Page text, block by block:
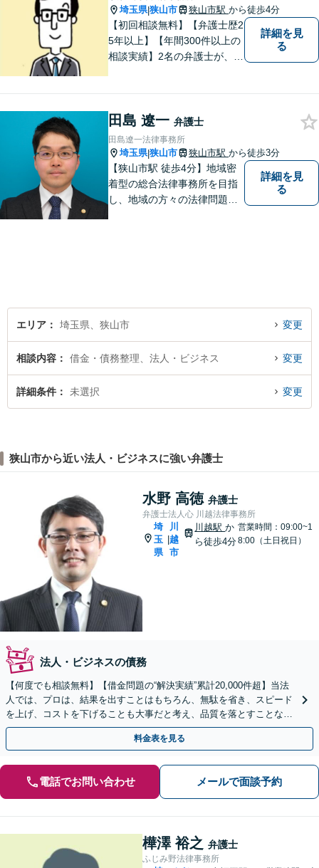
埼玉県|狭山市 狭山市駅 から徒歩4分
【初回相談無料】【弁護士歴2
5年以上】【年間300件以上の
相談実績】2名の弁護士が、さ
談ください【相続】税理士や
司法書士などと連携し、複雑
な案件も対応。【狭山市駅4
分】
詳細を見
る
田島 遼一 弁護士
田島遼一法律事務所
埼玉県|狭山市 狭山市駅 から徒歩3分
【狭山市駅 徒歩4分】地域密
着型の総合法律事務所を目指
し、地域の方々の法律問題を
詳細を見
る
エリア 埼玉県、狭山市 変更
相談内容 借金・債務整理、法人・ビジネス 変更
詳細条件 未選択 変更
狭山市から近い法人・ビジネスに強い弁護士
水野 高徳 弁護士
弁護士法人心 川越法律事務所
埼
玉
県
|
川
越
市
川越駅か
ら徒歩4分
営業時間：09:00~1
8:00（土日祝日）
法人・ビジネスの債務
【何度でも相談無料】【借金問題の“解決実績”累計20,000件超】当法
人では、プロは、結果を出すことはもちろん、無駄を省き、スピード
を上げ、コストを下げることも大事だと考え、品質を落とすことな
く、費用を可能な限り安くすることにこだわります。
料金表を見る
電話でお問い合わせ メールで面談予約
樺澤 裕之 弁護士
ふじみ野法律事務所